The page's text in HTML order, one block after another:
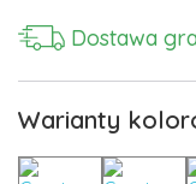
Dostawa
Warianty